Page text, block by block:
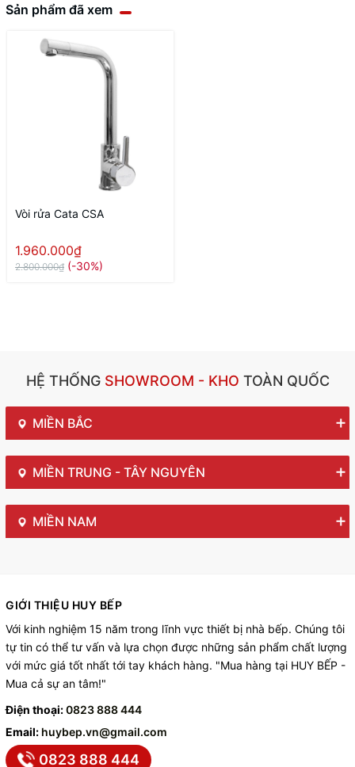
Sản phẩm đã xem
Vòi rửa Cata CSA
1.960.000₫
2.800.000₫ (-30%)
HỆ THỐNGSHOWROOM - KHO TOÀN QUỐC
MIỀN BẮC
MIỀN TRUNG - TÂY NGUYÊN
MIỀN NAM
GIỚI THIỆU HUY BẾP
Với kinh nghiệm 15 năm trong lĩnh vực thiết bị nhà bếp. Chúng tôi
tự tin có thể tư vấn và lựa chọn được những sản phẩm chất lượng
với mức giá tốt nhất tới tay khách hàng. "Mua hàng tại HUY BẾP -
Mua cả sự an tâm!"
Điện thoại:0823 888 444
Email: huybep.vn@gmail.com
0823 888 444